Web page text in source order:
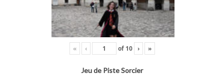
« ‹ of 10 › »
Jeu de Piste Sorcier